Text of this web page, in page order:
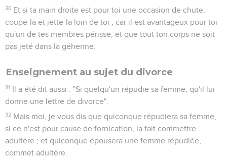
30 Et si ta main droite est pour toi une occasion de chute,
coupe-la et jette-la loin de toi ; car il est avantageux pour toi
qu'un de tes membres périsse, et que tout ton corps ne soit
pas jeté dans la géhenne.
Enseignement au sujet du divorce
31 Il a été dit aussi : "Si quelqu'un répudie sa femme, qu'il lui
donne une lettre de divorce".
32 Mais moi, je vous dis que quiconque répudiera sa femme,
si ce n'est pour cause de fornication, la fait commettre
adultère ; et quiconque épousera une femme répudiée,
commet adultère.